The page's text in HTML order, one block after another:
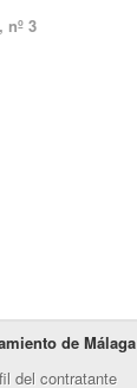
nº 3
de Málaga
del contratante